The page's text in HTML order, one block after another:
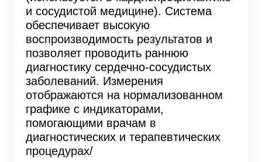
и сосудистой медицине). Система
обеспечивает высокую
воспроизводимость результатов и
позволяет проводить раннюю
диагностику сердечно-сосудистых
заболеваний. Измерения
отображаются на нормализованном
графике с индикаторами,
помогающими врачам в
диагностических и терапевтических
процедурах/